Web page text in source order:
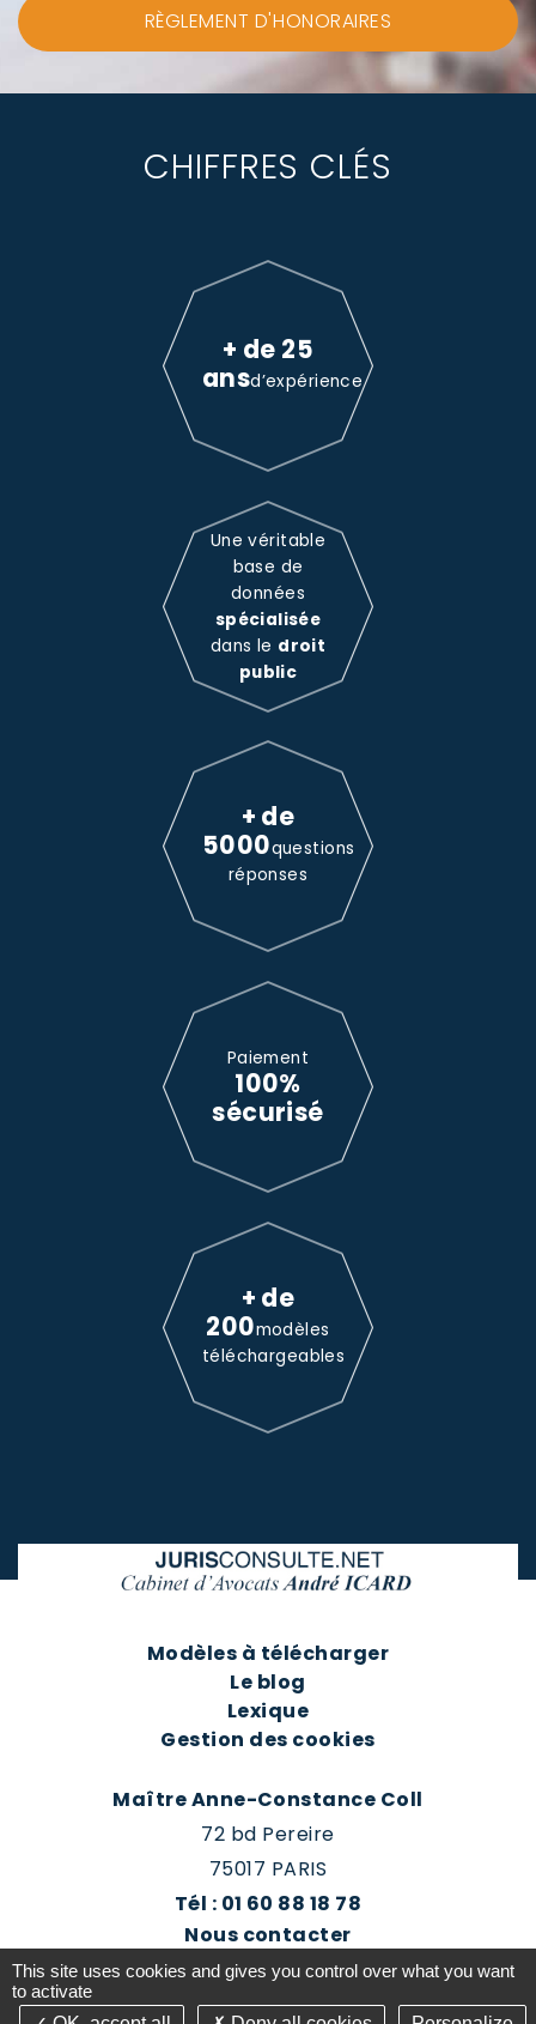
RÈGLEMENT D'HONORAIRES
CHIFFRES CLÉS
+ de 25
ansd’expérience
Une véritable
base de
données
spécialisée
dans le droit
public
+ de
5000questions
réponses
Paiement
100%
sécurisé
+ de
200modèles
téléchargeables
Modèles à télécharger
Le blog
Lexique
Gestion des cookies
Maître Anne-Constance Coll
72 bd Pereire
75017 PARIS
Tél : 01 60 88 18 78
Nous contacter
Prendre rendez-vous
This site uses cookies and gives you control over what you want
to activate